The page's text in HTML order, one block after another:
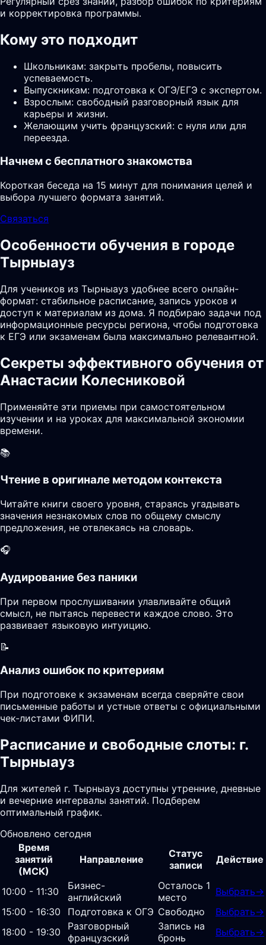
и корректировка программы.
Кому это подходит
Школьникам: закрыть пробелы, повысить
успеваемость.
Выпускникам: подготовка к ОГЭ/ЕГЭ с экспертом.
Взрослым: свободный разговорный язык для
карьеры и жизни.
Желающим учить французский: с нуля или для
переезда.
Начнем с бесплатного знакомства
Короткая беседа на 15 минут для понимания целей и
выбора лучшего формата занятий.
Связаться
Особенности обучения в городе
Тырныауз
Для учеников из Тырныауз удобнее всего онлайн-
формат: стабильное расписание, запись уроков и
доступ к материалам из дома. Я подбираю задачи под
информационные ресурсы региона, чтобы подготовка
к ЕГЭ или экзаменам была максимально релевантной.
Секреты эффективного обучения от
Анастасии Колесниковой
Применяйте эти приемы при самостоятельном
изучении и на уроках для максимальной экономии
времени.
📚
Чтение в оригинале методом контекста
Читайте книги своего уровня, стараясь угадывать
значения незнакомых слов по общему смыслу
предложения, не отвлекаясь на словарь.
🎧
Аудирование без паники
При первом прослушивании улавливайте общий
смысл, не пытаясь перевести каждое слово. Это
развивает языковую интуицию.
📝
Анализ ошибок по критериям
При подготовке к экзаменам всегда сверяйте свои
письменные работы и устные ответы с официальными
чек-листами ФИПИ.
Расписание и свободные слоты: г.
Тырныауз
Для жителей г. Тырныауз доступны утренние, дневные
и вечерние интервалы занятий. Подберем
оптимальный график.
Обновлено сегодня
Время
занятий
(МСК)
Направление
Статус
записи
Действие
10:00 - 11:30
Бизнес-
английский
Осталось 1
место
Выбрать→
15:00 - 16:30
Подготовка к ОГЭ Свободно Выбрать→
18:00 - 19:30
Разговорный
французский
Запись на
бронь
Выбрать→